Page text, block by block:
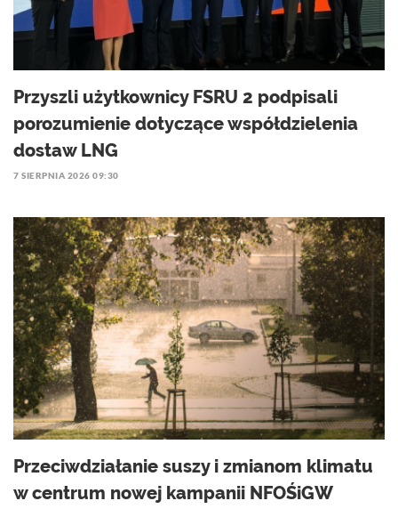
Przyszli użytkownicy FSRU 2 podpisali
porozumienie dotyczące współdzielenia
dostaw LNG
7 SIERPNIA 2026 09:30
Przeciwdziałanie suszy i zmianom klimatu
w centrum nowej kampanii NFOŚiGW